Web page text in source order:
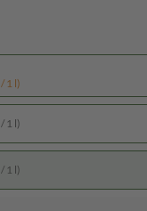
1 l)
1 l)
1 l)